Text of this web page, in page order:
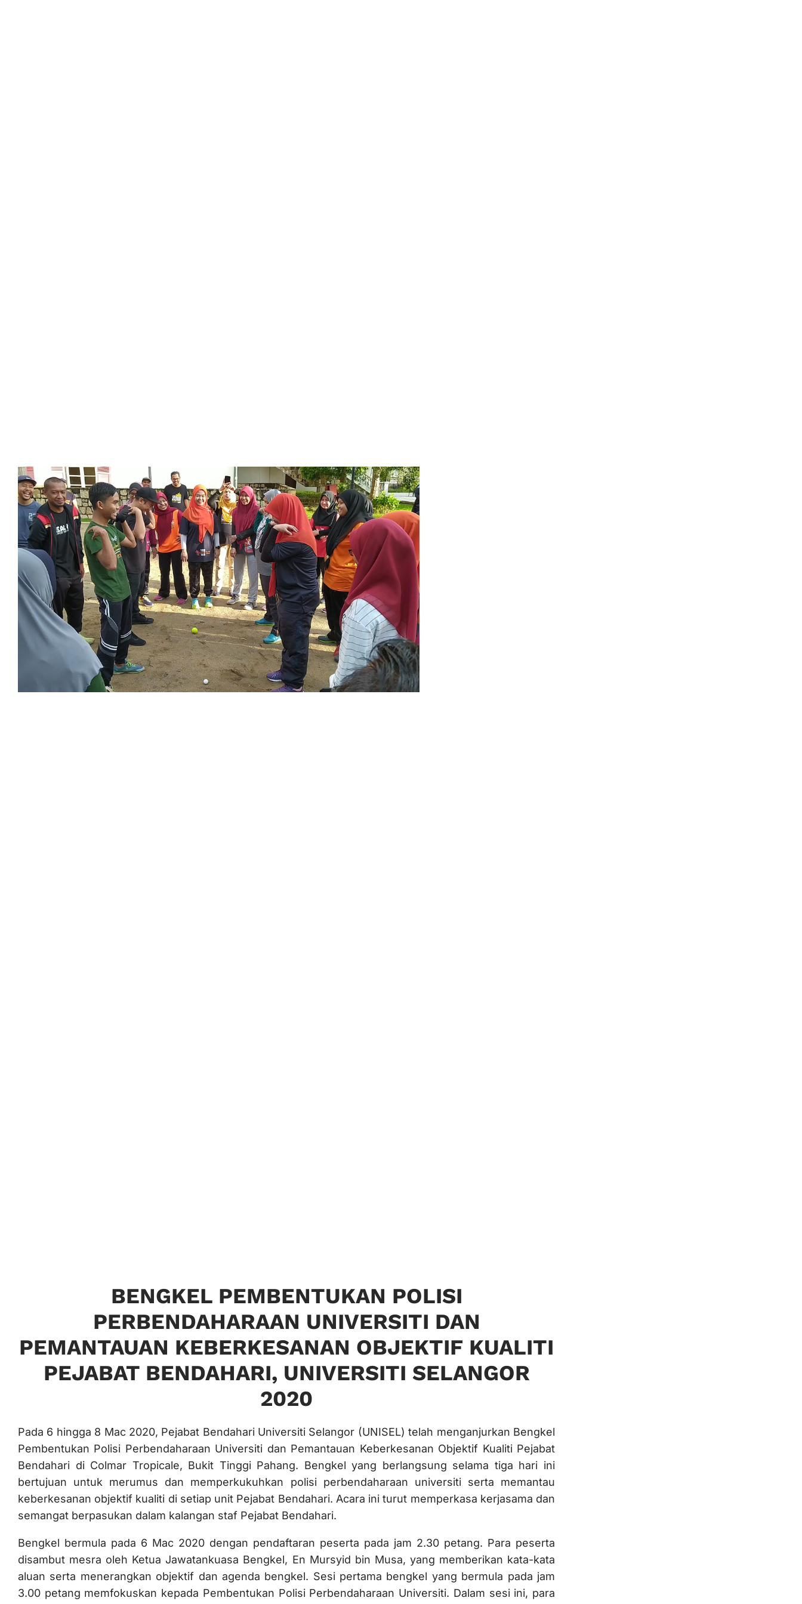
BENGKEL PEMBENTUKAN POLISI
PERBENDAHARAAN UNIVERSITI DAN
PEMANTAUAN KEBERKESANAN OBJEKTIF KUALITI
PEJABAT BENDAHARI, UNIVERSITI SELANGOR
2020
Pada 6 hingga 8 Mac 2020, Pejabat Bendahari Universiti Selangor (UNISEL) telah menganjurkan Bengkel
Pembentukan Polisi Perbendaharaan Universiti dan Pemantauan Keberkesanan Objektif Kualiti Pejabat
Bendahari di Colmar Tropicale, Bukit Tinggi Pahang. Bengkel yang berlangsung selama tiga hari ini
bertujuan untuk merumus dan memperkukuhkan polisi perbendaharaan universiti serta memantau
keberkesanan objektif kualiti di setiap unit Pejabat Bendahari. Acara ini turut memperkasa kerjasama dan
semangat berpasukan dalam kalangan staf Pejabat Bendahari.
Bengkel bermula pada 6 Mac 2020 dengan pendaftaran peserta pada jam 2.30 petang. Para peserta
disambut mesra oleh Ketua Jawatankuasa Bengkel, En Mursyid bin Musa, yang memberikan kata-kata
aluan serta menerangkan objektif dan agenda bengkel. Sesi pertama bengkel yang bermula pada jam
3.00 petang memfokuskan kepada Pembentukan Polisi Perbendaharaan Universiti. Dalam sesi ini, para